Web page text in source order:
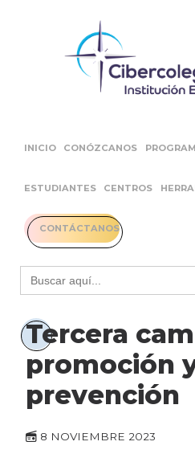
INICIO CONÓZCANOS
ESTUDIANTES CENTROS
CONTÁCTANOS
Buscar:
Tercera
promoción
prevención
8 NOVIEMBRE 2023